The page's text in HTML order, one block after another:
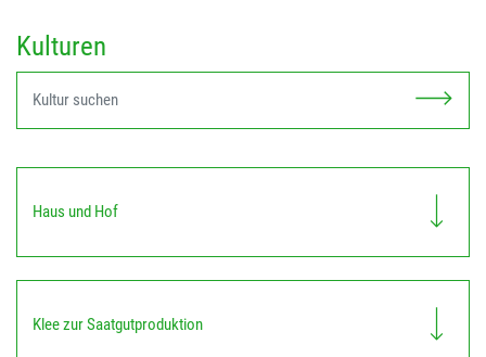
Kulturen
Haus und Hof
Klee zur Saatgutproduktion